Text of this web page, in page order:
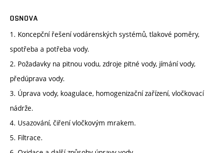
OSNOVA
1. Koncepční řešení vodárenských systémů, tlakové poměry,
spotřeba a potřeba vody.
2. Požadavky na pitnou vodu, zdroje pitné vody, jímání vody,
předúprava vody.
3. Úprava vody, koagulace, homogenizační zařízení, vločkovací
nádrže.
4. Usazování, čiření vločkovým mrakem.
5. Filtrace.